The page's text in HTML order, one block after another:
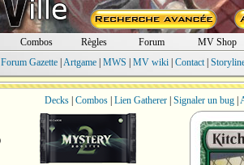
Combos Règles Forum
MV Shop
Forum Gazette| Artgame| MWS MV wiki| Contact|
Decks Combos Lien Gatherer Signaler un bug